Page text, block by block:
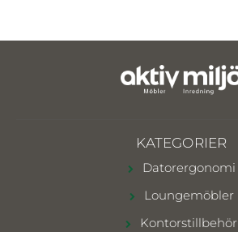
KATEGORIER
Datorergonomi
Loungemöbler
Kontorstillbehör